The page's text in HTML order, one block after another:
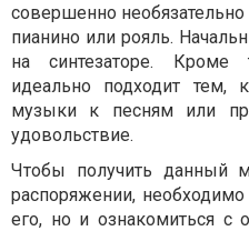
совершенно
пианино или рояль.
на синтезаторе. Кроме
идеально подходит тем,
музыки к песням или
удовольствие.
Чтобы получить данный
распоряжении, необходимо
его, но и ознакомиться с